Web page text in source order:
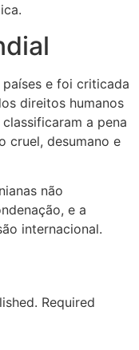
e foi criticada
direitos humanos
a pena
cruel, desumano e
não
e a
internacional.
Required